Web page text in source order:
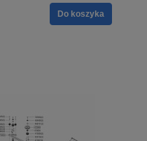
Do koszyka